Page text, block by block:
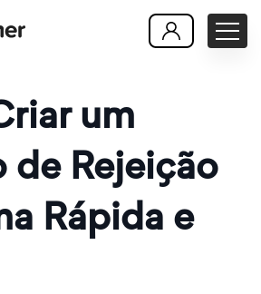
um
Rejeição
Rápida e